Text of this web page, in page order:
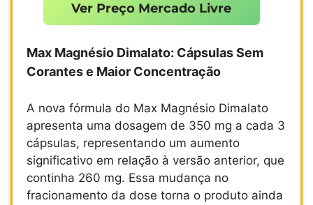
Ver Preço Mercado Livre
Max Magnésio Dimalato: Cápsulas Sem
Corantes e Maior Concentração
A nova fórmula do Max Magnésio Dimalato
apresenta uma dosagem de 350 mg a cada 3
cápsulas, representando um aumento
significativo em relação à versão anterior, que
continha 260 mg. Essa mudança no
fracionamento da dose torna o produto ainda